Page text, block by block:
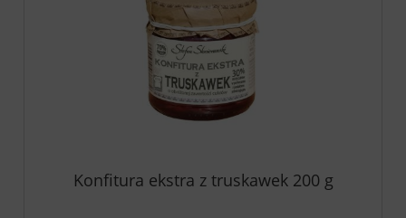
Konfitura ekstra z truskawek 200 g